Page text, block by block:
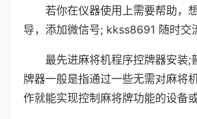
若你在仪器使用上需要帮助，
导，添加微信号; kkss8691 随时交
最先进麻将机程序控牌器安装;
牌器一般是指通过一些无需对麻将
作就能实现控制麻将牌功能的设备或